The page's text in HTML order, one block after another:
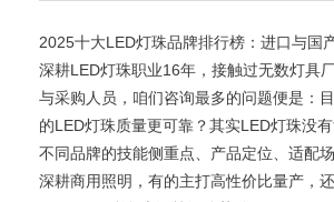
2025十大LED灯珠品牌排行榜：进口与国
深耕LED灯珠职业16年，接触过无数灯具
与采购人员，咱们咨询最多的问题便是：
的LED灯珠质量更可靠？其实LED灯珠没
不同品牌的技能侧重点、产品定位、适配
深耕商用照明，有的主打高性价比量产，还